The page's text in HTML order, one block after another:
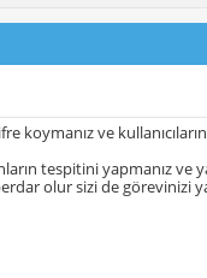
koymanız ve
tespitini yapmanız ve
olur sizi de görevinizi